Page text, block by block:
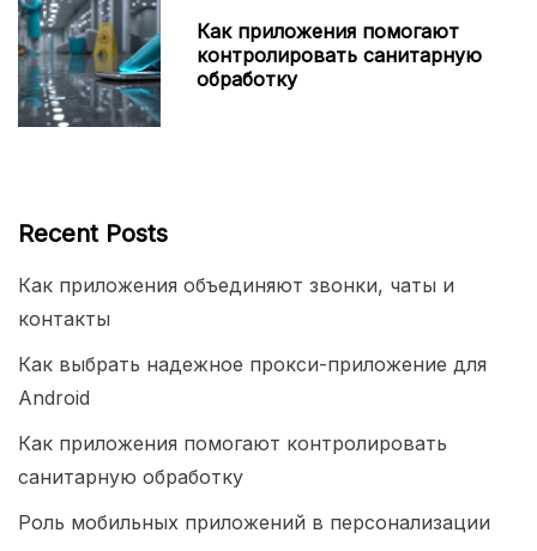
Как приложения помогают
контролировать санитарную
обработку
Recent Posts
Как приложения объединяют звонки, чаты и
контакты
Как выбрать надежное прокси-приложение для
Android
Как приложения помогают контролировать
санитарную обработку
Роль мобильных приложений в персонализации